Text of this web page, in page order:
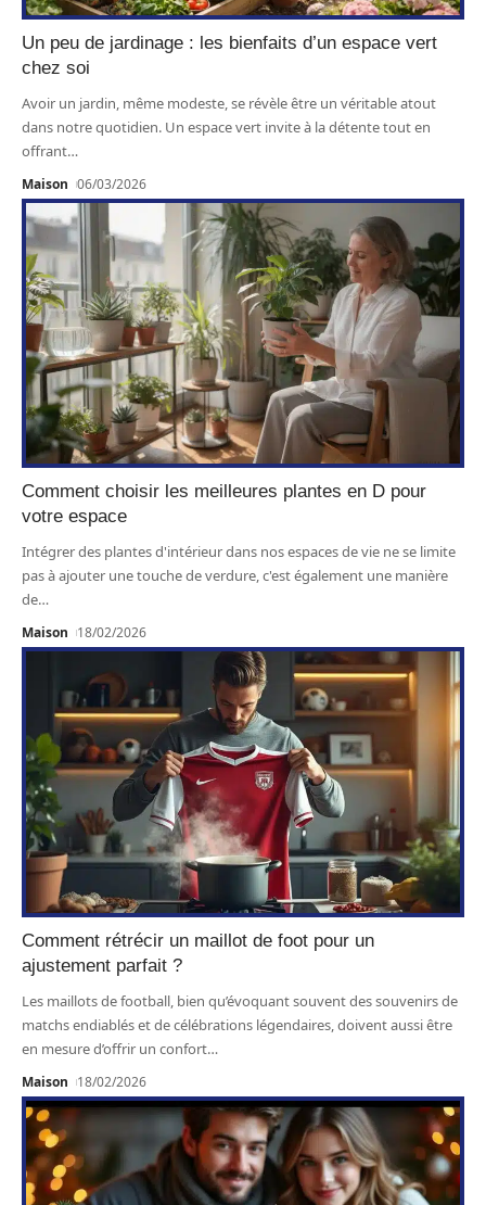
Un peu de jardinage : les bienfaits d’un espace vert
chez soi
Avoir un jardin, même modeste, se révèle être un véritable atout
dans notre quotidien. Un espace vert invite à la détente tout en
offrant…
Maison 06/03/2026
Comment choisir les meilleures plantes en D pour
votre espace
Intégrer des plantes d'intérieur dans nos espaces de vie ne se limite
pas à ajouter une touche de verdure, c'est également une manière
de…
Maison 18/02/2026
Comment rétrécir un maillot de foot pour un
ajustement parfait ?
Les maillots de football, bien qu’évoquant souvent des souvenirs de
matchs endiablés et de célébrations légendaires, doivent aussi être
en mesure d’offrir un confort…
Maison 18/02/2026